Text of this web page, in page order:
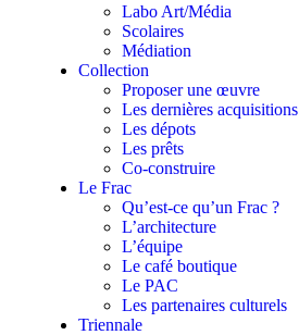
Labo Art/Média
Scolaires
Médiation
Collection
Proposer une œuvre
Les dernières acquisitions
Les dépots
Les prêts
Co-construire
Le Frac
Qu’est-ce qu’un Frac ?
L’architecture
L’équipe
Le café boutique
Le PAC
Les partenaires culturels
Triennale